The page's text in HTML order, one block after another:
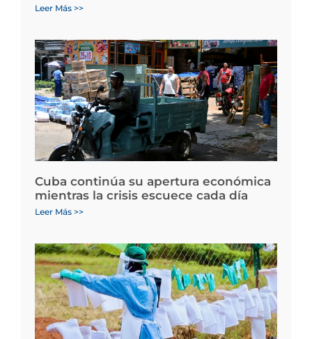
Leer Más >>
Cuba continúa su apertura económica
mientras la crisis escuece cada día
Leer Más >>